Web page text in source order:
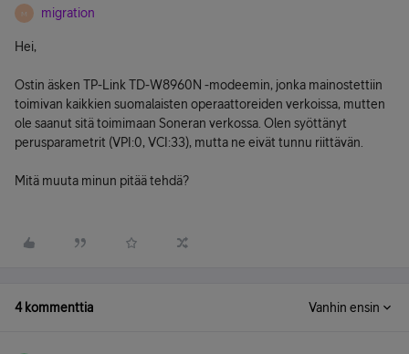
M migration
Hei,
Ostin äsken TP-Link TD-W8960N -modeemin, jonka mainostettiin
toimivan kaikkien suomalaisten operaattoreiden verkoissa, mutten
ole saanut sitä toimimaan Soneran verkossa. Olen syöttänyt
perusparametrit (VPI:0, VCI:33), mutta ne eivät tunnu riittävän.
Mitä muuta minun pitää tehdä?
4 kommenttia Vanhin ensin